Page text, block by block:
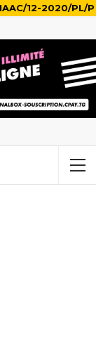
12-2020/PL/P